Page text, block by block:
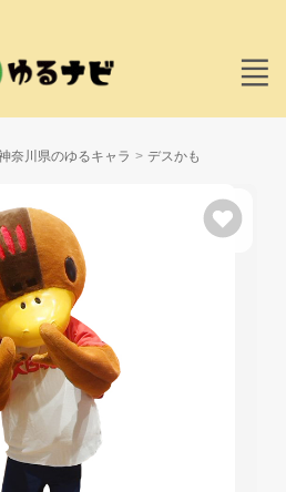
奈川県のゆるキャラ デスかも